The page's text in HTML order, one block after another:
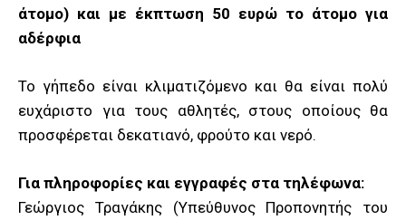
άτομο) και με έκπτωση 50 ευρώ το άτομο για
αδέρφια
Το γήπεδο είναι κλιματιζόμενο και θα είναι πολύ
ευχάριστο για τους αθλητές, στους οποίους θα
προσφέρεται δεκατιανό, φρούτο και νερό.
Για πληροφορίες και εγγραφές στα τηλέφωνα:
Γεώργιος Τραγάκης (Υπεύθυνος Προπονητής του